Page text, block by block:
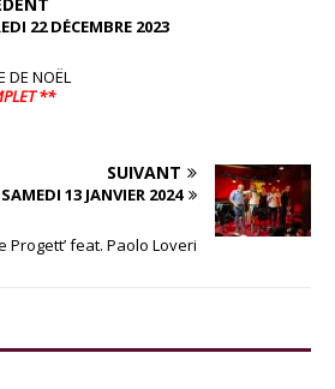
22 DÉCEMBRE 2023
DE NOËL
**
SUIVANT
SAMEDI 13 JANVIER 2024
Progett’ feat. Paolo Loveri